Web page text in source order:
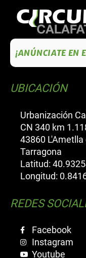
¡ANÚNCIATE EN
UBICACIÓN
Urbanización
CN 340 km
43860
Tarragona
Latitud:
Longitud:
REDES
Facebook
Instagram
Youtube